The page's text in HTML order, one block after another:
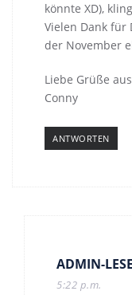
könnte XD),
Vielen Dank für
der November
Liebe Grüße
Conny
ANTWORTEN
ADMIN-
5:22 p.m.